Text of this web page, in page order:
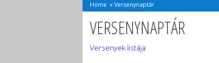
Home »Versenynaptár
VERSENYNAPTÁR
Versenyek listája